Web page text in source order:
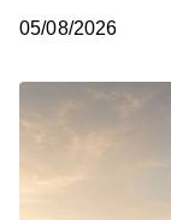
05/08/2026